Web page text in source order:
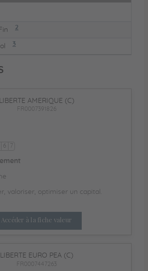
de bas de page :
Note de bas de page :
2
Note de bas de page :
3
LIBERTE AMERIQUE (C)
FR0007391826
6 7
valoriser, optimiser un capital.
Accéder à la fiche valeur
LIBERTE EURO PEA (C)
FR0007447263